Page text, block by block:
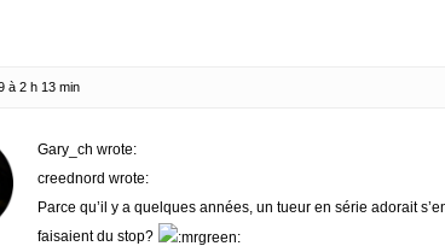
à 2 h 13 min
Gary_ch wrote:
creednord wrote:
Parce qu’il y a quelques années, un tueur en série adorait
faisaient du stop?